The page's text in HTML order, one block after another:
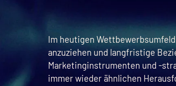
Im heutigen
anzuziehen und langfristige
Marketinginstrumenten und -
immer wieder ähnlichen